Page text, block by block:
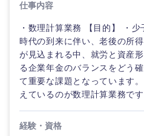
仕事内容
・数理計算業務 【目的】 ・
時代の到来に伴い、老後の所
が見込まれる中、就労と資産
る企業年金のバランスをどう
て重要な課題となっています
えているのが数理計算業務で
経験・資格